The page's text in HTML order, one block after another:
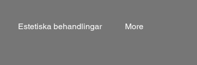
Estetiska behandlingar More